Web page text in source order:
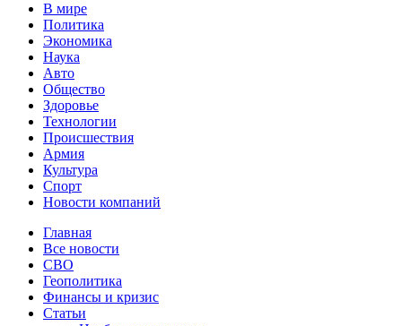
В мире
Политика
Экономика
Наука
Авто
Общество
Здоровье
Технологии
Происшествия
Армия
Культура
Спорт
Новости компаний
Главная
Все новости
СВО
Геополитика
Финансы и кризис
Статьи